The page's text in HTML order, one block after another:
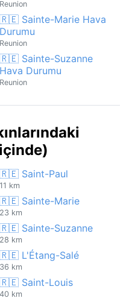
Reunion
🇷🇪 Sainte-Marie Hava
Durumu
Reunion
🇷🇪 Sainte-Suzanne
Hava Durumu
Reunion
🇷🇪 Saint-Paul
11 km
🇷🇪 Sainte-Marie
23 km
🇷🇪 Sainte-Suzanne
28 km
🇷🇪 L'Étang-Salé
36 km
🇷🇪 Saint-Louis
40 km